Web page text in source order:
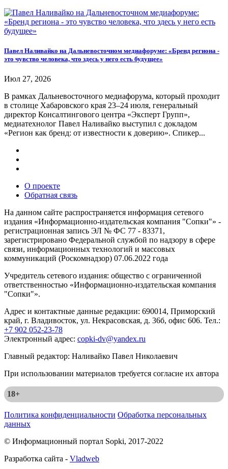
Павел Наливайко на Дальневосточном медиафоруме: «Бренд региона -
это чувство человека, что здесь у него есть будущее»
Июл 27, 2026
В рамках Дальневосточного медиафорума, который проходит
в столице Хабаровского края 23–24 июля, генеральный
директор Консалтингового центра «Эксперт Групп»,
медиатехнолог Павел Наливайко выступил с докладом
«Регион как бренд: от известности к доверию». Спикер...
О проекте
Обратная связь
На данном сайте распространяется информация сетевого
издания «Информационно-издательская компания "Сопки"» -
регистрационная запись ЭЛ № ФС 77 - 83371,
зарегистрировано Федеральной службой по надзору в сфере
связи, информационных технологий и массовых
коммуникаций (Роскомнадзор) 07.06.2022 года
Учредитель сетевого издания: общество с ограниченной
ответственностью «Информационно-издательская компания
"Сопки"».
Адрес и контактные данные редакции: 690014, Приморский
край, г. Владивосток, ул. Некрасовская, д. 36б, офис 606. Тел.:
+7 902 052-23-78
Электронный адрес: copki-dv@yandex.ru
Главный редактор: Наливайко Павел Николаевич
При использовании материалов требуется согласие их автора
18+
Политика конфиденциальности Обработка персональных
данных
© Информационный портал Sopki, 2017-2022
Разработка сайта - Vladweb